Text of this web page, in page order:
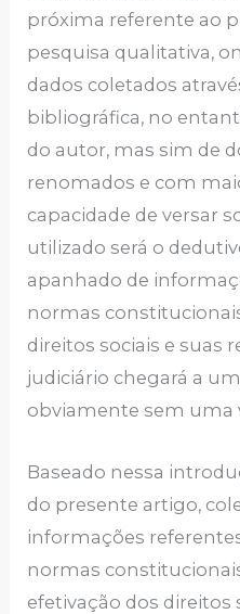
próxima referente ao
pesquisa qualitativa,
dados coletados
bibliográfica, no
do autor, mas sim de
renomados e com
capacidade de versar
utilizado será o
apanhado de
normas
direitos sociais e suas
judiciário chegará a
obviamente sem uma
Baseado nessa
do presente artigo,
informações
normas
efetivação dos direitos